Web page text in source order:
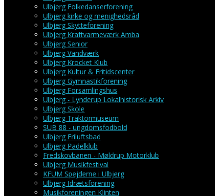
Ulbjerg Folkedanserforening
Ulbjerg kirke og menighedsråd
Ulbjerg Skytteforening
Ulbjerg Kraftvarmeværk Amba
Ulbjerg Senior
Ulbjerg Vandværk
Ulbjerg Krocket Klub
Ulbjerg Kultur & Fritidscenter
Ulbjerg Gymnastikforening
Ulbjerg Forsamlingshus
Ulbjerg - Lynderup Lokalhistorisk Arkiv
Ulbjerg Skole
Ulbjerg Traktormuseum
SUB 88 - ungdomsfodbold
Ulbjerg Friluftsbad
Ulbjerg Padelklub
Fredskovbanen - Møldrup Motorklub
Ulbjerg Musikfestival
KFUM Spejderne i Ulbjerg
Ulbjerg Idrætsforening
Musikforeningen Klinten